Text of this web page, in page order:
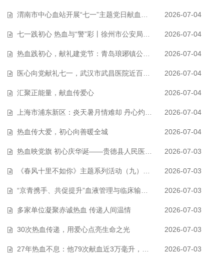
渭南市中心血站开展“七一”主题党日献血活动 2026-07-04
七一践初心 热血与“警”彩丨徐州市公安局云龙分局开展无偿献血公益活动 2026-07-04
热血践初心，献礼建党节：青岛琅琊镇公职人员无偿献血传大爱 2026-07-04
医心向党献礼七一，武汉市武昌医院近百名职工挽臂献血21300毫升 2026-07-04
汇聚正能量，献血传爱心 2026-07-04
上海市浦东新区：炎天暑月情难却 丹心灼灼自生辉——教育系统开展暑期无偿… 2026-07-04
热血传大爱，初心向善暖全城 2026-07-04
热血映党旗 初心庆华诞——贵德县人民医院医技党支部联合中心血库开展“迎… 2026-07-03
《春风十里不如你》主题系列活动（九）——青海职业技术大学组织开展无偿献… 2026-07-03
“京青携手、共促提升”血液管理与临床输血技术研讨会在青海玉树成功举办… 2026-07-03
多家单位凝聚赤诚热血 传递人间温情 2026-07-03
30次热血传递，用爱心点亮生命之光 2026-07-03
27年热血不息：他79次献血近3万毫升，用爱心守护生命 2026-07-03